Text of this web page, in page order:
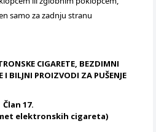
samo za zadnju stranu
CIGARETE, BEZDIMNI
I BILJNI PROIZVODI ZA PUŠENJE
Član 17.
elektronskih cigareta)